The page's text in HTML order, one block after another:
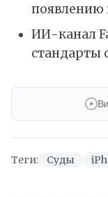
появлению
ИИ-канал
стандарты
Теги: Суды